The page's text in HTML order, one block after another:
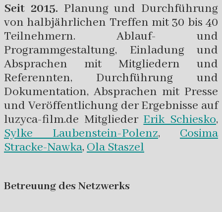
Seit 2015. Planung und Durchführung
von halbjährlichen Treffen mit 30 bis 40
Teilnehmern. Ablauf- und
Programmgestaltung, Einladung und
Absprachen mit Mitgliedern und
Referennten, Durchführung und
Dokumentation, Absprachen mit Presse
und Veröffentlichung der Ergebnisse auf
luzyca-film.de Mitglieder Erik Schiesko,
Sylke Laubenstein-Polenz, Cosima
Stracke-Nawka, Ola Staszel
Betreuung des Netzwerks